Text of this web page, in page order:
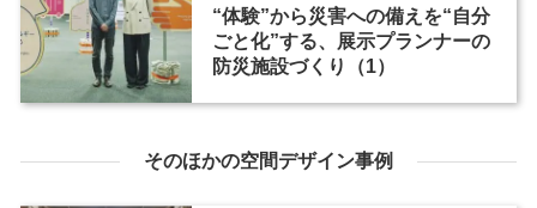
“体験”から災害への備えを“自分
ごと化”する、展示プランナーの
防災施設づくり（1）
そのほかの空間デザイン事例